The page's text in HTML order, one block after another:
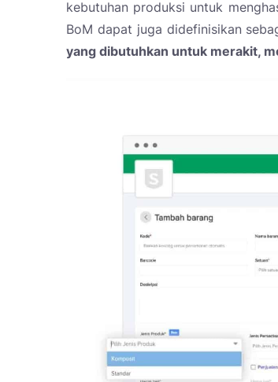
kebutuhan produksi untuk
BoM dapat juga didefinisikan
yang dibutuhkan untuk merakit,